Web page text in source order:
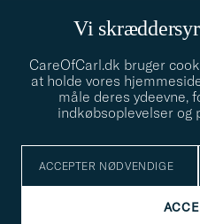
Vi
CareOfCarl.dk bruger
at holde vores
måle deres ydeevne,
indkøbsoplevelser og
ACCEPTER NØDVENDIGE
info@careofcarl.dk
Behøver du hjælp til at finde din
gerne til!
STILRÅD